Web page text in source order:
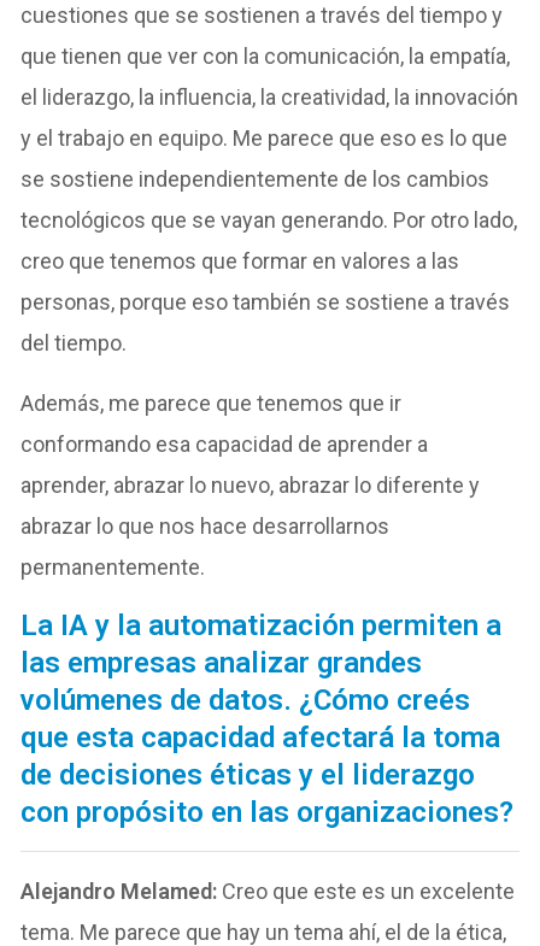
cuestiones que se sostienen a través del tiempo y
que tienen que ver con la comunicación, la empatía,
el liderazgo, la influencia, la creatividad, la innovación
y el trabajo en equipo. Me parece que eso es lo que
se sostiene independientemente de los cambios
tecnológicos que se vayan generando. Por otro lado,
creo que tenemos que formar en valores a las
personas, porque eso también se sostiene a través
del tiempo.
Además, me parece que tenemos que ir
conformando esa capacidad de aprender a
aprender, abrazar lo nuevo, abrazar lo diferente y
abrazar lo que nos hace desarrollarnos
permanentemente.
La IA y la automatización permiten a
las empresas analizar grandes
volúmenes de datos. ¿Cómo creés
que esta capacidad afectará la toma
de decisiones éticas y el liderazgo
con propósito en las organizaciones?
Alejandro Melamed: Creo que este es un excelente
tema. Me parece que hay un tema ahí, el de la ética,